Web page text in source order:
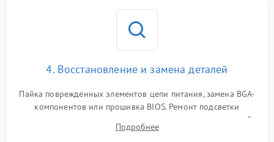
4. Восстановление и замена деталей
Пайка поврежденных элементов цепи питания, замена BGA-
компонентов или прошивка BIOS. Ремонт подсветки
матрицы, замена неисправного накопителя на скоростной
SSD или установка новых модулей памяти.
Подробнее